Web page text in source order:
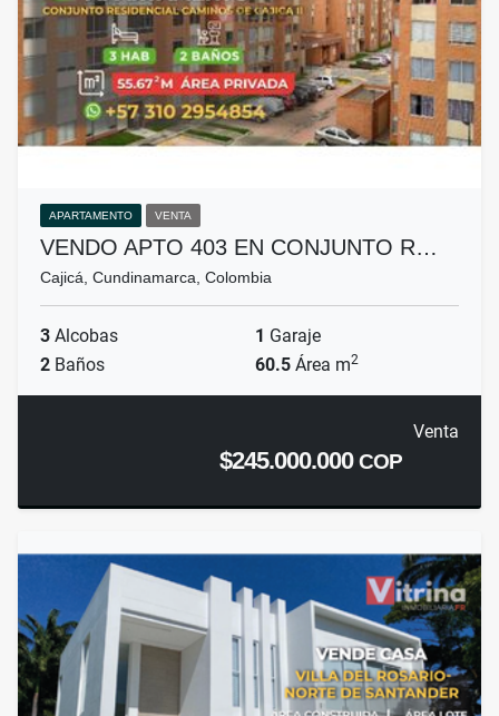
APARTAMENTO VENTA
VENDO APTO 403 EN CONJUNTO R…
Cajicá, Cundinamarca, Colombia
3 Alcobas 1 Garaje
2 Baños 60.5 Área m2
Venta
$245.000.000COP